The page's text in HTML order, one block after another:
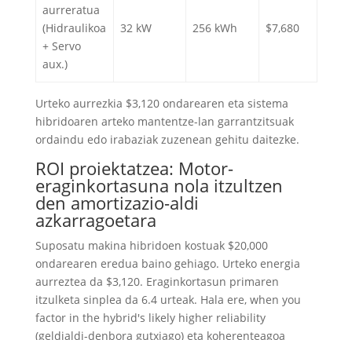
aurreratua
(Hidraulikoa
+ Servo
aux.)
32 kW 256 kWh $7,680
Urteko aurrezkia $3,120 ondarearen eta sistema
hibridoaren arteko mantentze-lan garrantzitsuak
ordaindu edo irabaziak zuzenean gehitu daitezke.
ROI proiektatzea: Motor-
eraginkortasuna nola itzultzen
den amortizazio-aldi
azkarragoetara
Suposatu makina hibridoen kostuak $20,000
ondarearen eredua baino gehiago. Urteko energia
aurreztea da $3,120. Eraginkortasun primaren
itzulketa sinplea da 6.4 urteak. Hala ere, when you
factor in the hybrid's likely higher reliability
(geldialdi-denbora gutxiago) eta koherenteagoa